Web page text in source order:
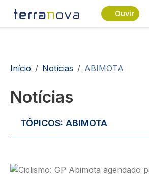
Passar para o conteúdo principal
Ouvir
Navegação estrutural
Início Notícias ABIMOTA
Notícias
TÓPICOS: ABIMOTA
Imagem